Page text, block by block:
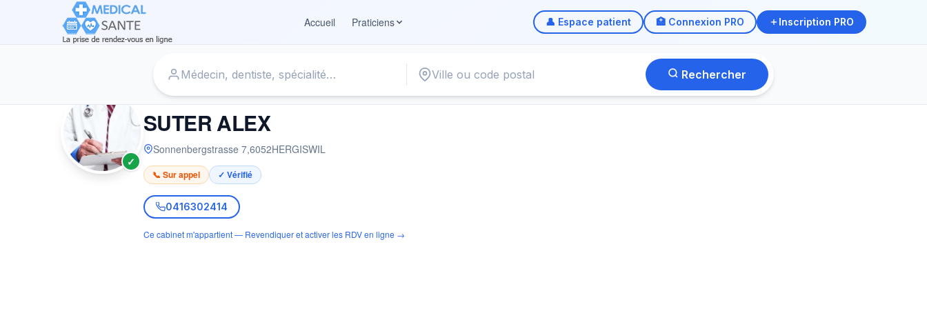
Accueil
Praticiens 👤 Espace patient 🏥 Connexion PRO Inscription PRO
Rechercher
✓
MÉDECIN
SUTER ALEX
Sonnenbergstrasse 7,6052HERGISWIL
📞 Sur appel ✓ Vérifié
0416302414
Ce cabinet m'appartient — Revendiquer et activer les RDV en ligne →